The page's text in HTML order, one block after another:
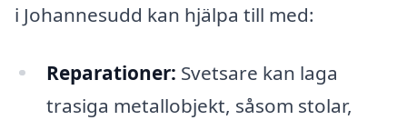
i Johannesudd kan hjälpa till med:
Reparationer: Svetsare kan laga
trasiga metallobjekt, såsom stolar,